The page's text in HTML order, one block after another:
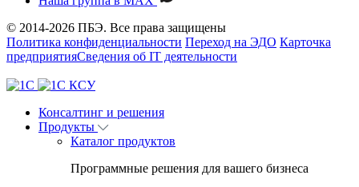
© 2014-2026 ПБЭ. Все права защищены
Политика конфиденциальности Переход на ЭДО Карточка
предприятияСведения об IT деятельности
Консалтинг и решения
Продукты
Каталог продуктов
Программные решения для вашего бизнеса